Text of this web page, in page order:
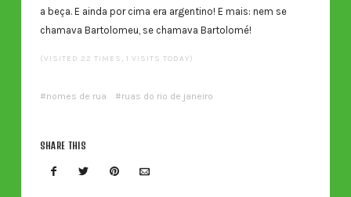
a beça. E ainda por cima era argentino! E mais: nem se
chamava Bartolomeu, se chamava Bartolomé!
(VISITED 22 TIMES, 1 VISITS TODAY)
nomes de rua ruas do rio de janeiro
SHARE THIS